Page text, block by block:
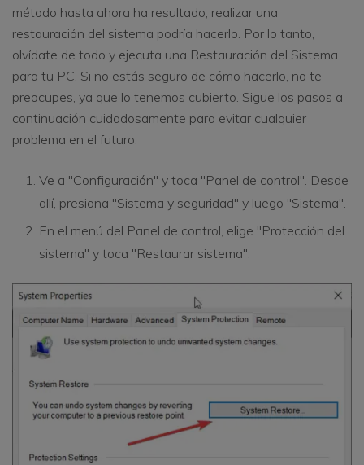
método hasta ahora ha resultado, realizar una
restauración del sistema podría hacerlo. Por lo tanto,
olvídate de todo y ejecuta una Restauración del Sistema
para tu PC. Si no estás seguro de cómo hacerlo, no te
preocupes, ya que lo tenemos cubierto. Sigue los pasos a
continuación cuidadosamente para evitar cualquier
problema en el futuro.
Ve a "Configuración" y toca "Panel de control". Desde
allí, presiona "Sistema y seguridad" y luego "Sistema".
En el menú del Panel de control, elige "Protección del
sistema" y toca "Restaurar sistema".